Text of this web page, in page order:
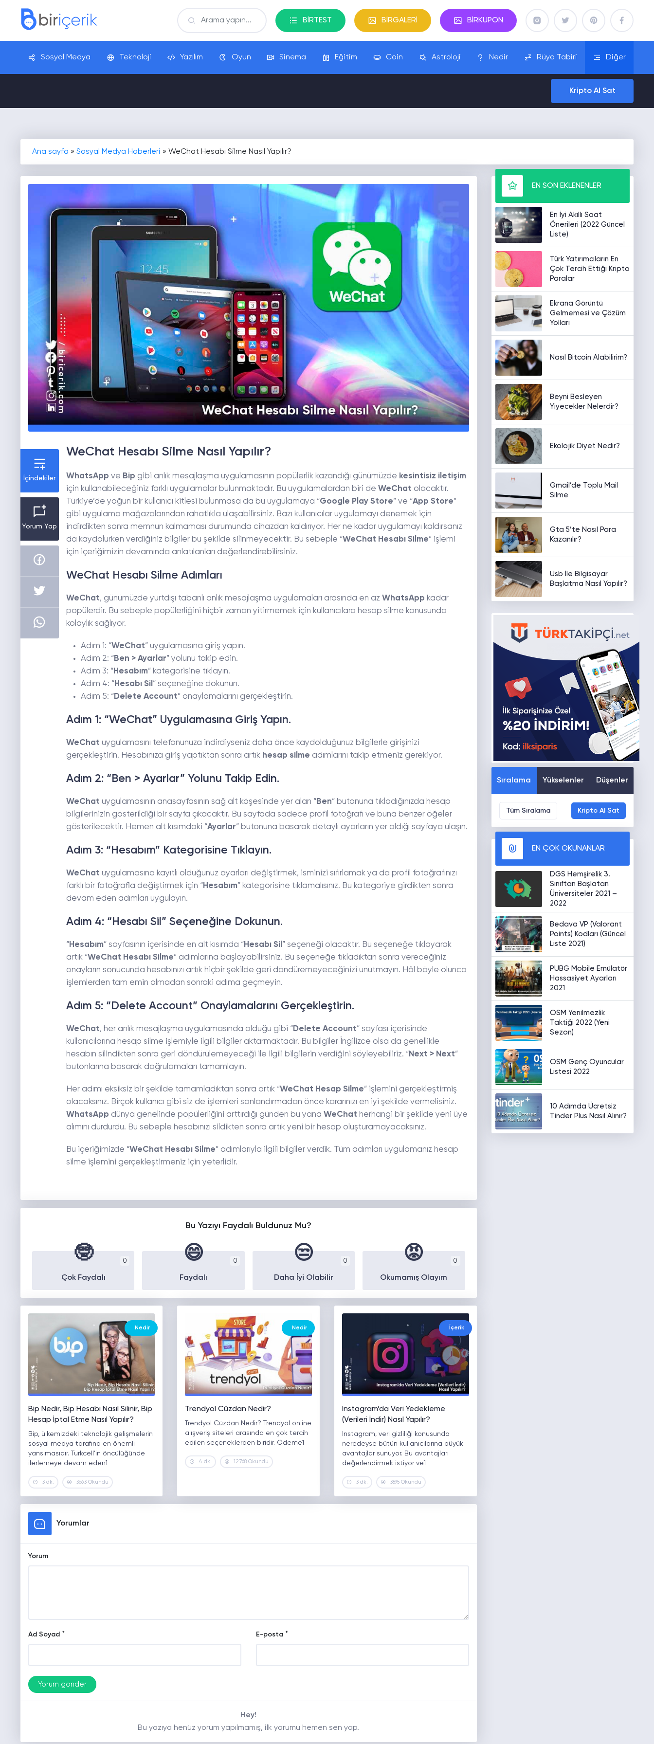
BİRTEST BİRGALERİ BİRKUPON
Sosyal Medya Teknoloji Yazılım Oyun Sinema Eğitim Coin Astroloji Nedir Rüya Tabiri Diğer
Kripto Al Sat
Ana sayfa » Sosyal Medya Haberleri » WeChat Hesabı Silme Nasıl Yapılır?
İçindekiler
Yorum Yap
WeChat Hesabı Silme Nasıl Yapılır?
WhatsApp ve Bip gibi anlık mesajlaşma uygulamasının popülerlik kazandığı günümüzde kesintisiz iletişim
için kullanabileceğiniz farklı uygulamalar bulunmaktadır. Bu uygulamalardan biri de WeChat olacaktır.
Türkiye’de yoğun bir kullanıcı kitlesi bulunmasa da bu uygulamaya “Google Play Store” ve “App Store”
gibi uygulama mağazalarından rahatlıkla ulaşabilirsiniz. Bazı kullanıcılar uygulamayı denemek için
indirdikten sonra memnun kalmaması durumunda cihazdan kaldırıyor. Her ne kadar uygulamayı kaldırsanız
da kaydolurken verdiğiniz bilgiler bu şekilde silinmeyecektir. Bu sebeple “WeChat Hesabı Silme” işlemi
için içeriğimizin devamında anlatılanları değerlendirebilirsiniz.
WeChat Hesabı Silme Adımları
WeChat, günümüzde yurtdışı tabanlı anlık mesajlaşma uygulamaları arasında en az WhatsApp kadar
popülerdir. Bu sebeple popülerliğini hiçbir zaman yitirmemek için kullanıcılara hesap silme konusunda
kolaylık sağlıyor.
Adım 1: “WeChat” uygulamasına giriş yapın.
Adım 2: “Ben > Ayarlar” yolunu takip edin.
Adım 3: “Hesabım” kategorisine tıklayın.
Adım 4: “Hesabı Sil” seçeneğine dokunun.
Adım 5: “Delete Account” onaylamalarını gerçekleştirin.
Adım 1: “WeChat” Uygulamasına Giriş Yapın.
WeChat uygulamasını telefonunuza indirdiyseniz daha önce kaydolduğunuz bilgilerle girişinizi
gerçekleştirin. Hesabınıza giriş yaptıktan sonra artık hesap silme adımlarını takip etmeniz gerekiyor.
Adım 2: “Ben > Ayarlar” Yolunu Takip Edin.
WeChat uygulamasının anasayfasının sağ alt köşesinde yer alan “Ben” butonuna tıkladığınızda hesap
bilgilerinizin gösterildiği bir sayfa çıkacaktır. Bu sayfada sadece profil fotoğrafı ve buna benzer öğeler
gösterilecektir. Hemen alt kısımdaki “Ayarlar” butonuna basarak detaylı ayarların yer aldığı sayfaya ulaşın.
Adım 3: “Hesabım” Kategorisine Tıklayın.
WeChat uygulamasına kayıtlı olduğunuz ayarları değiştirmek, isminizi sıfırlamak ya da profil fotoğrafınızı
farklı bir fotoğrafla değiştirmek için “Hesabım” kategorisine tıklamalısınız. Bu kategoriye girdikten sonra
devam eden adımları uygulayın.
Adım 4: “Hesabı Sil” Seçeneğine Dokunun.
“Hesabım” sayfasının içerisinde en alt kısımda “Hesabı Sil” seçeneği olacaktır. Bu seçeneğe tıklayarak
artık “WeChat Hesabı Silme” adımlarına başlayabilirsiniz. Bu seçeneğe tıkladıktan sonra vereceğiniz
onayların sonucunda hesabınızı artık hiçbir şekilde geri döndüremeyeceğinizi unutmayın. Hâl böyle olunca
işlemlerden tam emin olmadan sonraki adıma geçmeyin.
Adım 5: “Delete Account” Onaylamalarını Gerçekleştirin.
WeChat, her anlık mesajlaşma uygulamasında olduğu gibi “Delete Account” sayfası içerisinde
kullanıcılarına hesap silme işlemiyle ilgili bilgiler aktarmaktadır. Bu bilgiler İngilizce olsa da genellikle
hesabın silindikten sonra geri döndürülemeyeceği ile ilgili bilgilerin verdiğini söyleyebiliriz. “Next > Next”
butonlarına basarak doğrulamaları tamamlayın.
Her adımı eksiksiz bir şekilde tamamladıktan sonra artık “WeChat Hesap Silme” işlemini gerçekleştirmiş
olacaksınız. Birçok kullanıcı gibi siz de işlemleri sonlandırmadan önce kararınızı en iyi şekilde vermelisiniz.
WhatsApp dünya genelinde popülerliğini arttırdığı günden bu yana WeChat herhangi bir şekilde yeni üye
alımını durdurdu. Bu sebeple hesabınızı sildikten sonra artık yeni bir hesap oluşturamayacaksınız.
Bu içeriğimizde “WeChat Hesabı Silme” adımlarıyla ilgili bilgiler verdik. Tüm adımları uygulamanız hesap
silme işlemini gerçekleştirmeniz için yeterlidir.
Bu Yazıyı Faydalı Buldunuz Mu?
0
🤓
Çok Faydalı
0
😄
Faydalı
0
😒
Daha İyi Olabilir
0
😡
Okumamış Olayım
Nedir
Bip Nedir, Bip Hesabı Nasıl Silinir, Bip
Hesap İptal Etme Nasıl Yapılır?
Bip, ülkemizdeki teknolojik gelişmelerin
sosyal medya tarafına en önemli
yansımasıdır. Turkcell’in öncülüğünde
ilerlemeye devam eden1
3 dk. 3663 Okundu
Nedir
Trendyol Cüzdan Nedir?
Trendyol Cüzdan Nedir? Trendyol online
alışveriş siteleri arasında en çok tercih
edilen seçeneklerden biridir. Ödeme1
4 dk. 12768 Okundu
İçerik
Instagram’da Veri Yedekleme
(Verileri İndir) Nasıl Yapılır?
Instagram, veri gizliliği konusunda
neredeyse bütün kullanıcılarına büyük
avantajlar sunuyor. Bu avantajları
değerlendirmek istiyor ve1
3 dk. 3595 Okundu
Yorumlar
Yorum
Ad Soyad * E-posta *
Hey!
Bu yazıya henüz yorum yapılmamış, ilk yorumu hemen sen yap.
EN SON EKLENENLER
En İyi Akıllı Saat
Önerileri (2022 Güncel
Liste)
Türk Yatırımcıların En
Çok Tercih Ettiği Kripto
Paralar
Ekrana Görüntü
Gelmemesi ve Çözüm
Yolları
Nasıl Bitcoin Alabilirim?
Beyni Besleyen
Yiyecekler Nelerdir?
Ekolojik Diyet Nedir?
Gmail’de Toplu Mail
Silme
Gta 5’te Nasıl Para
Kazanılır?
Usb İle Bilgisayar
Başlatma Nasıl Yapılır?
Sıralama Yükselenler Düşenler
Tüm Sıralama Kripto Al Sat
EN ÇOK OKUNANLAR
DGS Hemşirelik 3.
Sınıftan Başlatan
Üniversiteler 2021 –
2022
Bedava VP (Valorant
Points) Kodları (Güncel
Liste 2021)
PUBG Mobile Emülatör
Hassasiyet Ayarları
2021
OSM Yenilmezlik
Taktiği 2022 (Yeni
Sezon)
OSM Genç Oyuncular
Listesi 2022
10 Adımda Ücretsiz
Tinder Plus Nasıl Alınır?